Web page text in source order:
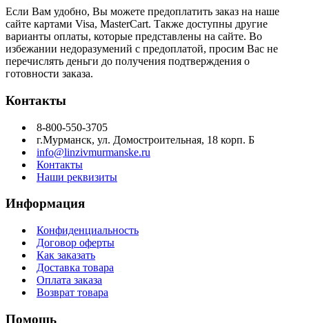
Если Вам удобно, Вы можете предоплатить заказ на наше
сайте картами Visa, MasterCart. Также доступны другие
варианты оплаты, которые представлены на сайте. Во
избежании недоразумений с предоплатой, просим Вас не
перечислять деньги до получения подтверждения о
готовности заказа.
Контакты
8-800-550-3705
г.Мурманск, ул. Домостроительная, 18 корп. Б
info@linzivmurmanske.ru
Контакты
Наши реквизиты
Информация
Конфиденциальность
Договор оферты
Как заказать
Доставка товара
Оплата заказа
Возврат товара
Помощь